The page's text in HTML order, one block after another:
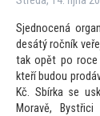
Sjednocená
desátý ročník
tak opět po roce
kteří budou
Kč. Sbírka se
Moravě,